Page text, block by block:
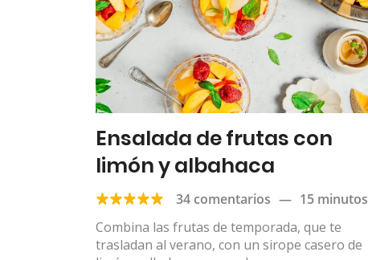
Ensalada de frutas con
limón y albahaca
34 comentarios — 15 minutos
Combina las frutas de temporada, que te
trasladan al verano, con un sirope casero de